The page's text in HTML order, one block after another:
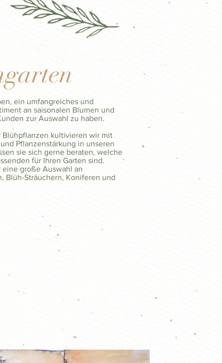
ein umfangreiches und
an saisonalen Blumen und
zur Auswahl zu haben.
Blühpflanzen kultivieren wir mit
Pflanzenstärkung in unseren
sie sich gerne beraten, welche
für Ihren Garten sind.
große Auswahl an
Blüh-Sträuchern, Koniferen und